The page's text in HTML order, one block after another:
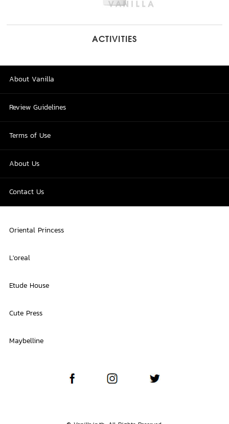
ACTIVITIES
About Vanilla
Review Guidelines
Terms of Use
About Us
Contact Us
Oriental Princess
L'oreal
Etude House
Cute Press
Maybelline